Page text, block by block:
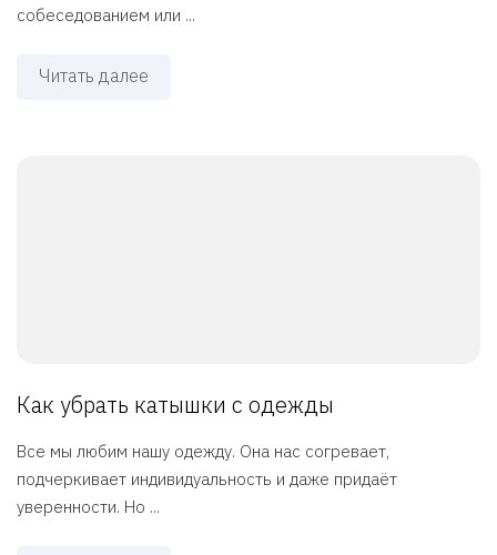
собеседованием или ...
Читать далее
Как убрать катышки с одежды
Все мы любим нашу одежду. Она нас согревает,
подчеркивает индивидуальность и даже придаёт
уверенности. Но ...